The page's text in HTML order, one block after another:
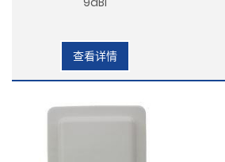
查看详情